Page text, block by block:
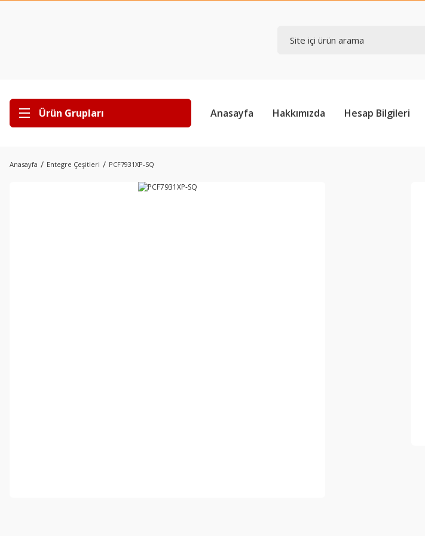
Ürün Grupları Anasayfa Hakkımızda Hesap Bilgileri
Anasayfa Entegre Çeşitleri PCF7931XP-SQ